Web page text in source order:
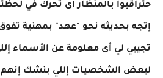
حتراقبوا بالمنظار أى تحرك في
إتجه بحديثه نحو "عهد" بمهنية
تجيبي لي أى معلومة عن الأسماء
لبعض الشخصيات إللي بنشك إنهم